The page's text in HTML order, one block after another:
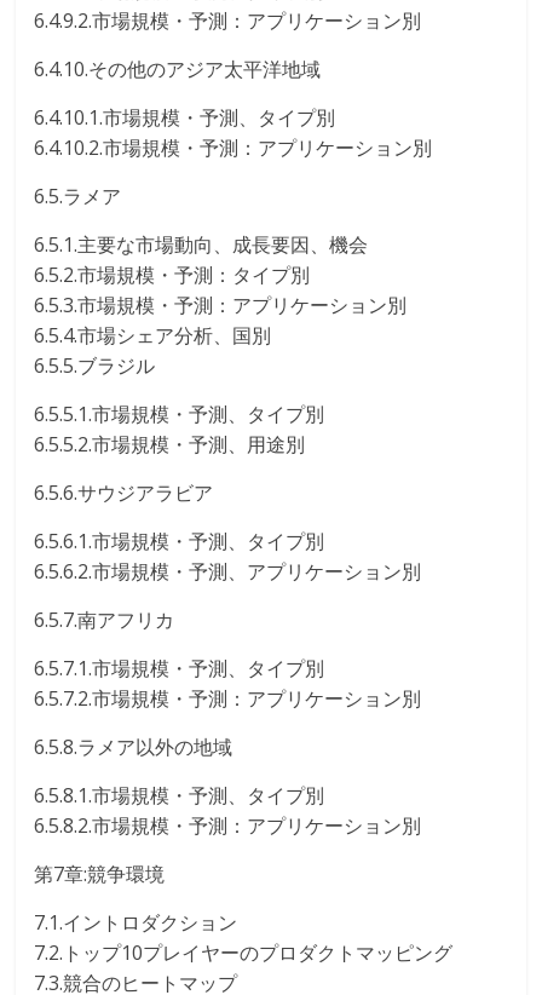
6.4.9.2.市場規模・予測：アプリケーション別
6.4.10.その他のアジア太平洋地域
6.4.10.1.市場規模・予測、タイプ別
6.4.10.2.市場規模・予測：アプリケーション別
6.5.ラメア
6.5.1.主要な市場動向、成長要因、機会
6.5.2.市場規模・予測：タイプ別
6.5.3.市場規模・予測：アプリケーション別
6.5.4.市場シェア分析、国別
6.5.5.ブラジル
6.5.5.1.市場規模・予測、タイプ別
6.5.5.2.市場規模・予測、用途別
6.5.6.サウジアラビア
6.5.6.1.市場規模・予測、タイプ別
6.5.6.2.市場規模・予測、アプリケーション別
6.5.7.南アフリカ
6.5.7.1.市場規模・予測、タイプ別
6.5.7.2.市場規模・予測：アプリケーション別
6.5.8.ラメア以外の地域
6.5.8.1.市場規模・予測、タイプ別
6.5.8.2.市場規模・予測：アプリケーション別
第7章:競争環境
7.1.イントロダクション
7.2.トップ10プレイヤーのプロダクトマッピング
7.3.競合のヒートマップ